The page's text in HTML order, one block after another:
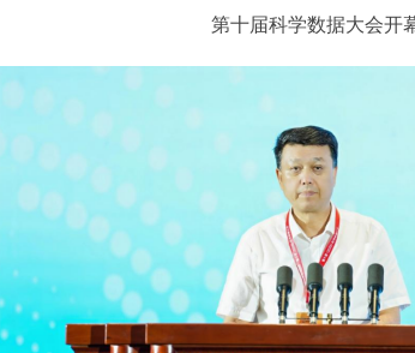
第十届科学数据大会开